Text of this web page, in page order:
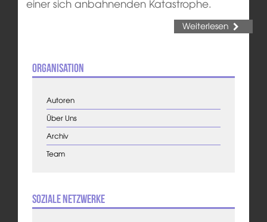
einer sich anbahnenden Katastrophe.
Weiterlesen
Organisation
Autoren
Über Uns
Archiv
Team
Soziale Netzwerke